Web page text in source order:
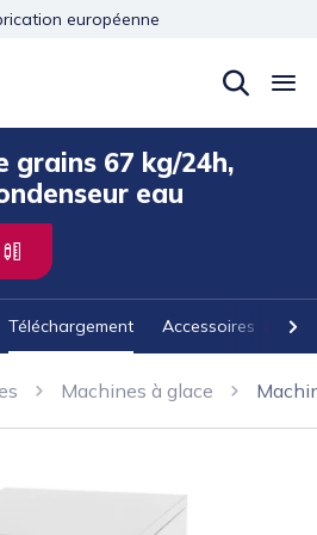
européenne
grains 67 kg/24h,
eau
Téléchargement Accessoires
Machines à glace